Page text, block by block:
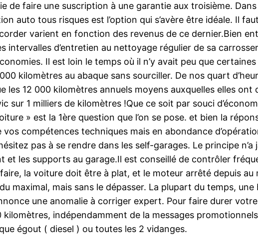
de faire une suscription à une garantie aux troisième.
auto tous risques est l’option qui s’avère être idéale. Il
varient en fonction des revenus de ce dernier.Bien
intervalles d’entretien au nettoyage régulier de sa
Il est loin le temps où il n’y avait peu que
kilomètres au abaque sans sourciller. De nos quart
les 12 000 kilomètres annuels moyens auxquelles elles ont
sur 1 milliers de kilomètres !Que ce soit par souci
» est la 1ère question que l’on se pose. et bien la
compétences techniques mais en abondance
pas à se rendre dans les self-garages. Le principe n’a
et les supports au garage.Il est conseillé de contrôler
la voiture doit être à plat, et le moteur arrêté depuis
maximal, mais sans le dépasser. La plupart du temps,
une anomalie à corriger expert. Pour faire durer
indépendamment de la messages
égout ( diesel ) ou toutes les 2 vidanges.